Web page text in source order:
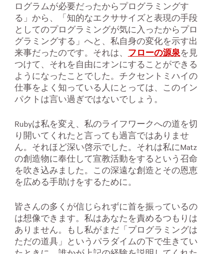
ログラムが必要だったからプログラミングす
る」から、「知的なエクササイズと表現の手段
としてのプログラミングが気に入ったからプロ
グラミングする」へと、私自身の変化を示す出
来事だったのです。それは、 フローの源泉を見
つけて、それを自由にオンにすることができる
ようになったことでした。チクセントミハイの
仕事をよく知っている人にとっては、このイン
パクトは言い過ぎではないでしょう。
Rubyは私を変え、私のライフワークへの道を切
り開いてくれたと言っても過言ではありませ
ん。それほど深い啓示でした。それは私にMatz
の創造物に奉仕して宣教活動をするという召命
を吹き込みました。この深遠な創造とその恩恵
を広める手助けをするために。
皆さんの多くが信じられずに首を振っているの
は想像できます。私はあなたを責めるつもりは
ありません。もし私がまだ「プログラミングは
ただの道具」というパラダイムの下で生きてい